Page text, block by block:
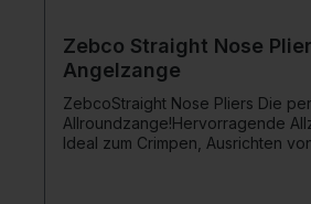
Zebco Straight Nose
Angelzange
ZebcoStraight Nose Pliers Die
Allroundzange!Hervorragende
Ideal zum Crimpen, Ausrichten